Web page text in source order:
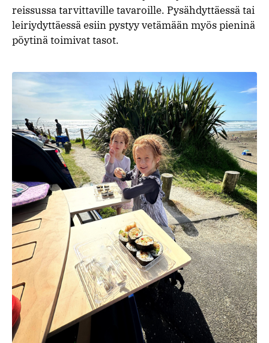
reissussa tarvittaville tavaroille. Pysähdyttäessä tai
leiriydyttäessä esiin pystyy vetämään myös pieninä
pöytinä toimivat tasot.